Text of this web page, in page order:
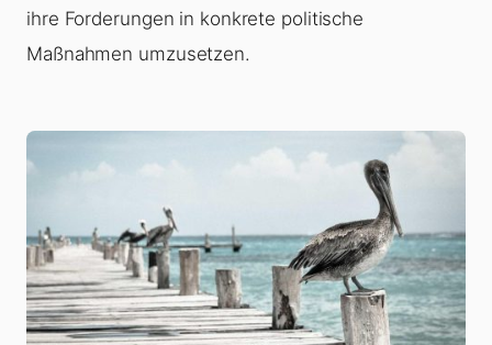
ihre Forderungen in konkrete politische
Maßnahmen umzusetzen.